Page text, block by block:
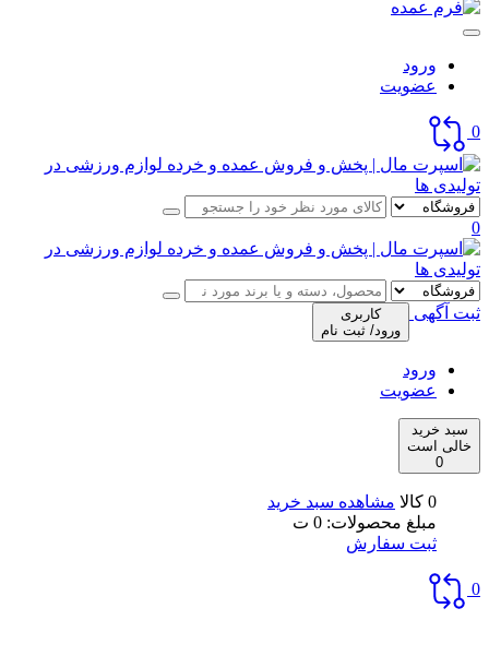
ورود
عضویت
0
0
ثبت آگهی
کاربری
ورود/ ثبت نام
ورود
عضویت
سبد خرید
خالی است
0
0 کالا
مشاهده سبد خرید
مبلغ محصولات: 0 ت
ثبت سفارش
0